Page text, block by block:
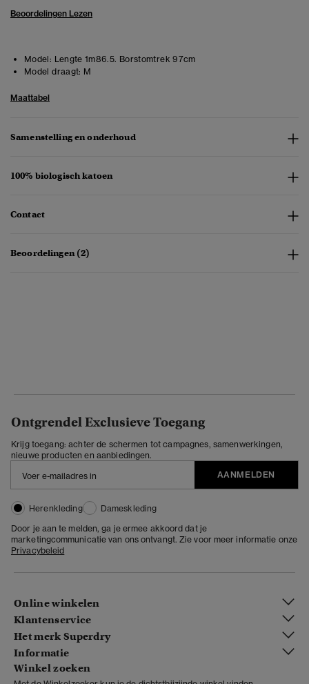
Beoordelingen Lezen
Model: Lengte 1m86.5. Borstomtrek 97cm
Model draagt: M
Maattabel
Samenstelling en onderhoud
100% biologisch katoen
Contact
Beoordelingen (2)
Ontgrendel Exclusieve Toegang
Krijg toegang: achter de schermen tot campagnes, samenwerkingen,
nieuwe producten en aanbiedingen.
AANMELDEN
Herenkleding
Dameskleding
Door je aan te melden, ga je ermee akkoord dat je
marketingcommunicatie van ons ontvangt. Zie voor meer informatie onze
Privacybeleid
Online winkelen
Klantenservice
Het merk Superdry
Informatie
Winkel zoeken